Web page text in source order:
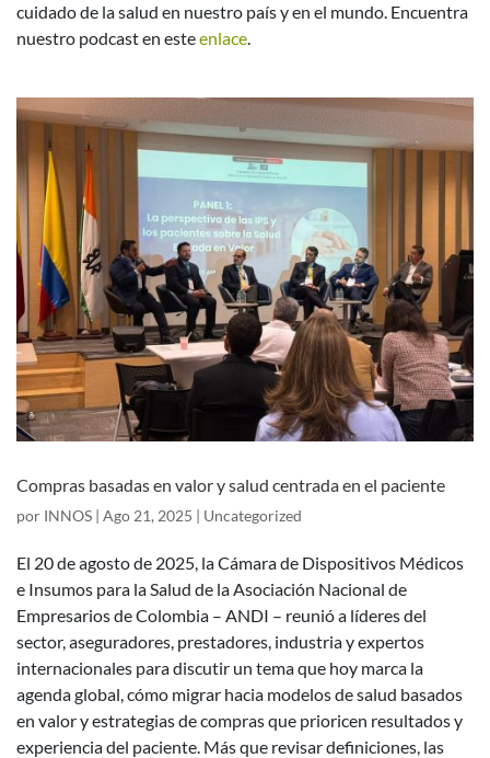
cuidado de la salud en nuestro país y en el mundo. Encuentra
nuestro podcast en esteenlace.
Compras basadas en valor y salud centrada en el paciente
por INNOS | Ago 21, 2025 | Uncategorized
El 20 de agosto de 2025, la Cámara de Dispositivos Médicos
e Insumos para la Salud de la Asociación Nacional de
Empresarios de Colombia – ANDI – reunió a líderes del
sector, aseguradores, prestadores, industria y expertos
internacionales para discutir un tema que hoy marca la
agenda global, cómo migrar hacia modelos de salud basados
en valor y estrategias de compras que prioricen resultados y
experiencia del paciente. Más que revisar definiciones, las